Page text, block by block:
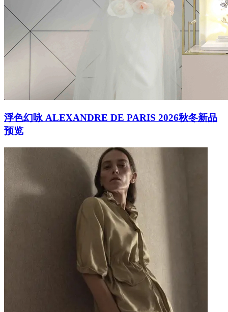
浮色幻咏 ALEXANDRE DE PARIS 2026秋冬新品
预览